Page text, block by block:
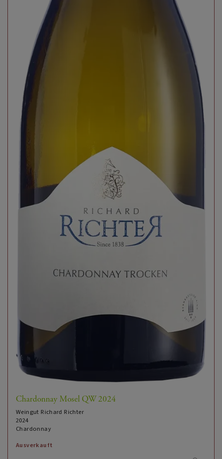
Chardonnay Mosel QW 2024
Weingut Richard Richter
2024
Chardonnay
Ausverkauft